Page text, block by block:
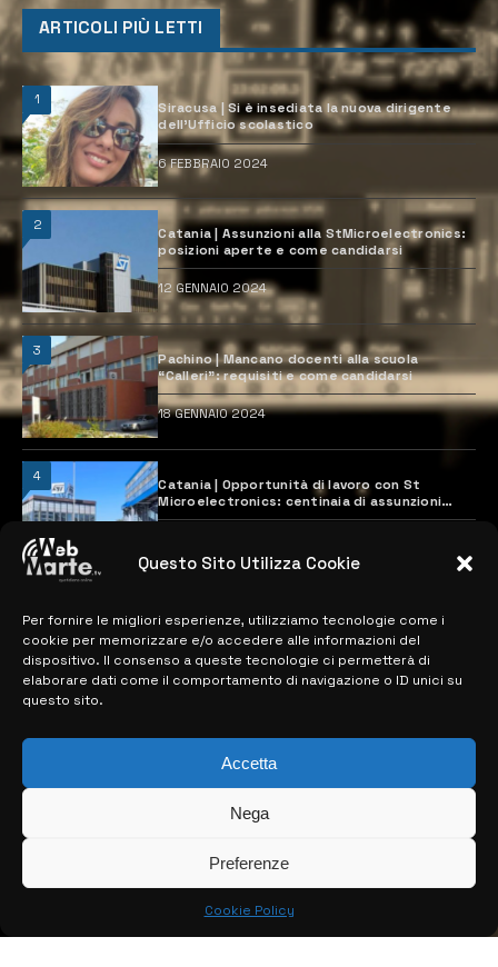
Questo Sito Utilizza Cookie
Per fornire le migliori esperienze, utilizziamo tecnologie come i
cookie per memorizzare e/o accedere alle informazioni del
dispositivo. Il consenso a queste tecnologie ci permetterà di
elaborare dati come il comportamento di navigazione o ID unici su
questo sito.
Accetta
Nega
Preferenze
Cookie Policy
ARTICOLI PIÙ LETTI
1
Siracusa | Si è insediata la nuova dirigente
dell’Ufficio scolastico
6 FEBBRAIO 2024
2
Catania | Assunzioni alla StMicroelectronics:
posizioni aperte e come candidarsi
12 GENNAIO 2024
3
Pachino | Mancano docenti alla scuola
“Calleri”: requisiti e come candidarsi
18 GENNAIO 2024
4
Catania | Opportunità di lavoro con St
Microelectronics: centinaia di assunzioni
previste
MAPPA DEL SITO
> NOTIZIE